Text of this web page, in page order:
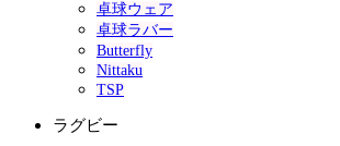
卓球ウェア
卓球ラバー
Butterfly
Nittaku
TSP
ラグビー